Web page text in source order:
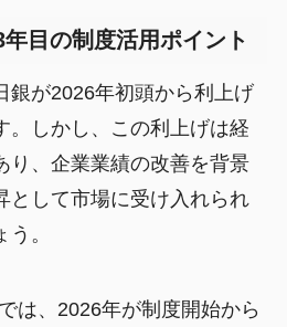
目の制度活用ポイント
銀が2026年初頭から利上げ
。しかし、この利上げは経
り、企業業績の改善を背景
として市場に受け入れられ
。
は、2026年が制度開始から